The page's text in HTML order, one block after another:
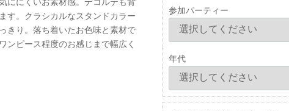
す。クラシカルなスタンドカラー
きり。落ち着いたお色味と素材で
ンピース程度のお感じまで幅広く
参加パーティー
年代